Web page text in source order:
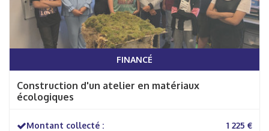
FINANCÉ
Construction d'un atelier en matériaux
écologiques
Montant collecté : 1 225 €